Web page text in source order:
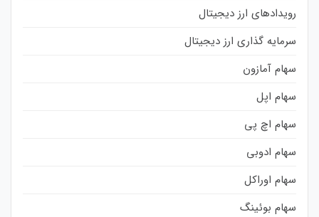
رویدادهای ارز دیجیتال
سرمایه گذاری ارز دیجیتال
سهام آمازون
سهام اپل
سهام اچ پی
سهام ادوبی
سهام اوراکل
سهام بوئینگ